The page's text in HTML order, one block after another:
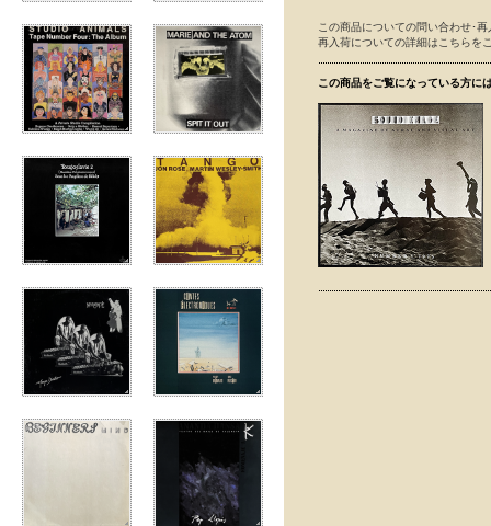
この商品についての問い合わせ･
再入荷についての詳細はこちらを
この商品をご覧になっている方に